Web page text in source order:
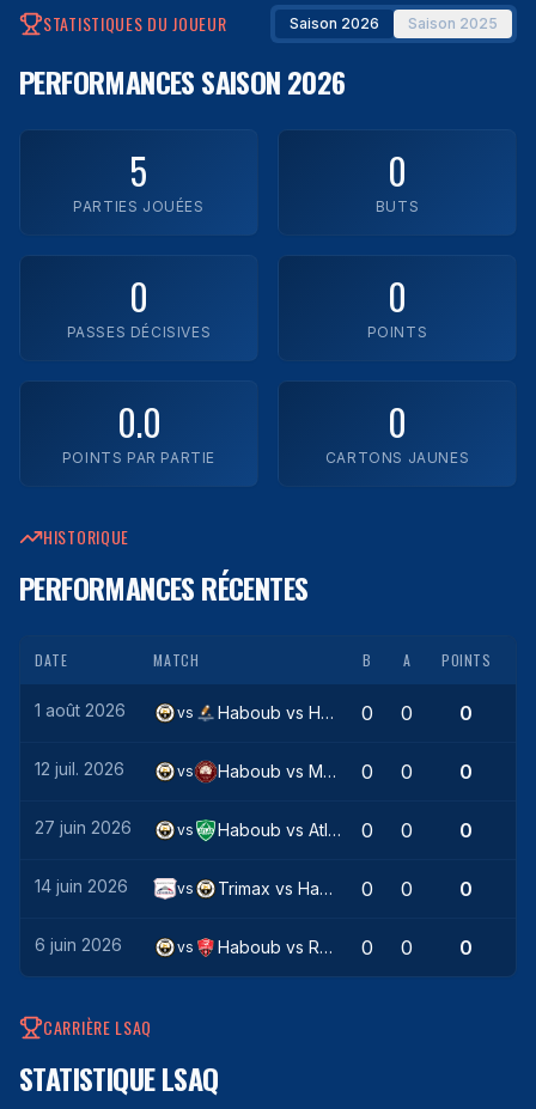
Impact Laval
Legends FC
Rush FC
STATISTIQUES DU JOUEUR Saison 2026 Saison 2025
PERFORMANCESSAISON 2026
5
PARTIES JOUÉES
0
BUTS
0
PASSES DÉCISIVES
0
POINTS
0.0
POINTS PAR PARTIE
0
CARTONS JAUNES
HISTORIQUE
PERFORMANCES RÉCENTES
DATE MATCH B A POINTS
1 août 2026 vs Haboub vsHowYaDoinnn 0 0 0
12 juil. 2026 vs Haboub vsMontréal 0 0 0
27 juin 2026 vs Haboub vsAtlas 0 0 0
14 juin 2026 vs Trimax vsHaboub 0 0 0
6 juin 2026 vs Haboub vsRush 0 0 0
CARRIÈRE LSAQ
STATISTIQUE LSAQ